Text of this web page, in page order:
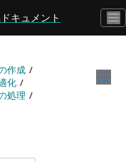
キュメント
作成
化
処理